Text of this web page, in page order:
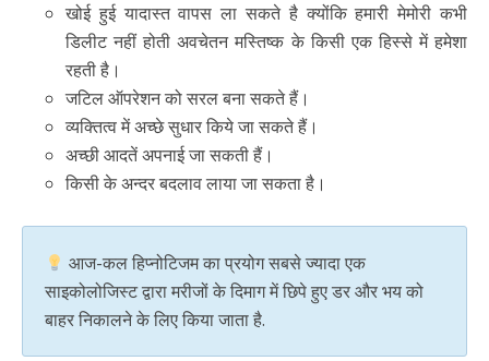
खोई हुई यादास्त वापस ला सकते है क्योंकि हमारी मेमोरी कभी
डिलीट नहीं होती अवचेतन मस्तिष्क के किसी एक हिस्से में हमेशा
रहती है।
जटिल ऑपरेशन को सरल बना सकते हैं।
व्यक्तित्व में अच्छे सुधार किये जा सकते हैं।
अच्छी आदतें अपनाई जा सकती हैं।
किसी के अन्दर बदलाव लाया जा सकता है।
आज-कल हिप्नोटिजम का प्रयोग सबसे ज्यादा एक
साइकोलोजिस्ट द्वारा मरीजों के दिमाग में छिपे हुए डर और भय को
बाहर निकालने के लिए किया जाता है.